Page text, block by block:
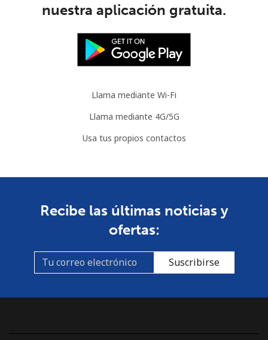
nuestra aplicación gratuita.
Llama mediante Wi-Fi
Llama mediante 4G/5G
Usa tus propios contactos
Recibe las últimas noticias y
ofertas:
Suscribirse